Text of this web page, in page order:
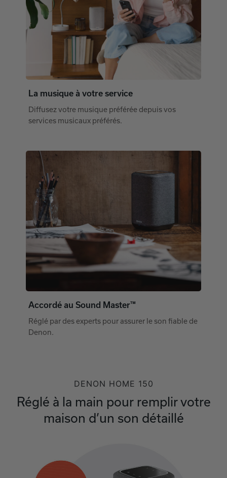
La musique à votre service
Diffusez votre musique préférée depuis vos
services musicaux préférés.
Accordé au Sound Master™
Réglé par des experts pour assurer le son fiable de
Denon.
DENON HOME 150
Réglé à la main pour remplir votre
maison d’un son détaillé